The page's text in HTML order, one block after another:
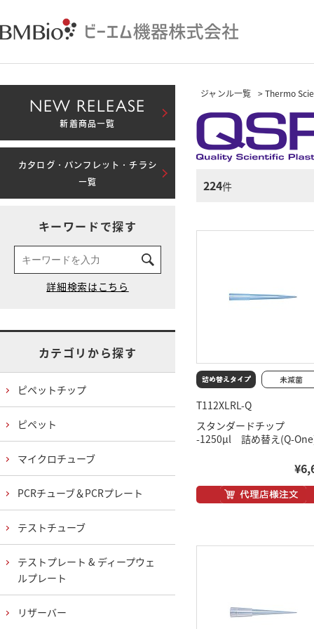
ジャンル一覧 > Thermo
224件
T112XLRL-Q
スタンダードチップ
-1250μl 詰め替え(Q-
NEW RELEASE
新着商品一覧
カタログ・パンフレット・チラシ
一覧
キーワードで探す
カテゴリから探す
ピペットチップ
ピペット
マイクロチューブ
PCRチューブ＆PCRプレート
テストチューブ
テストプレート & ディープウェ
ルプレート
リザーバー